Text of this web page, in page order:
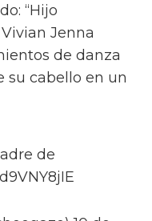
“Hijo
Jenna
de danza
su cabello en un
de